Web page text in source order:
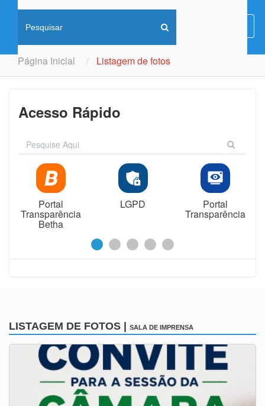
de
Página Inicial Listagem de fotos
Acesso Rápido
Portal
Transparência
Betha
LGPD Portal
Transparência
LISTAGEM DE FOTOS | SALA DE IMPRENSA